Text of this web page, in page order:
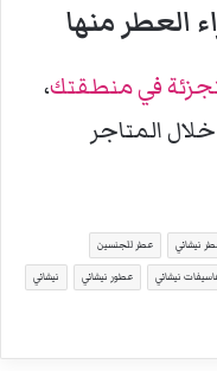
العطر منها
في منطقتك،
المتاجر
نيشاني عطر للجنسين
نيشاني عطور نيشاني نيشاني